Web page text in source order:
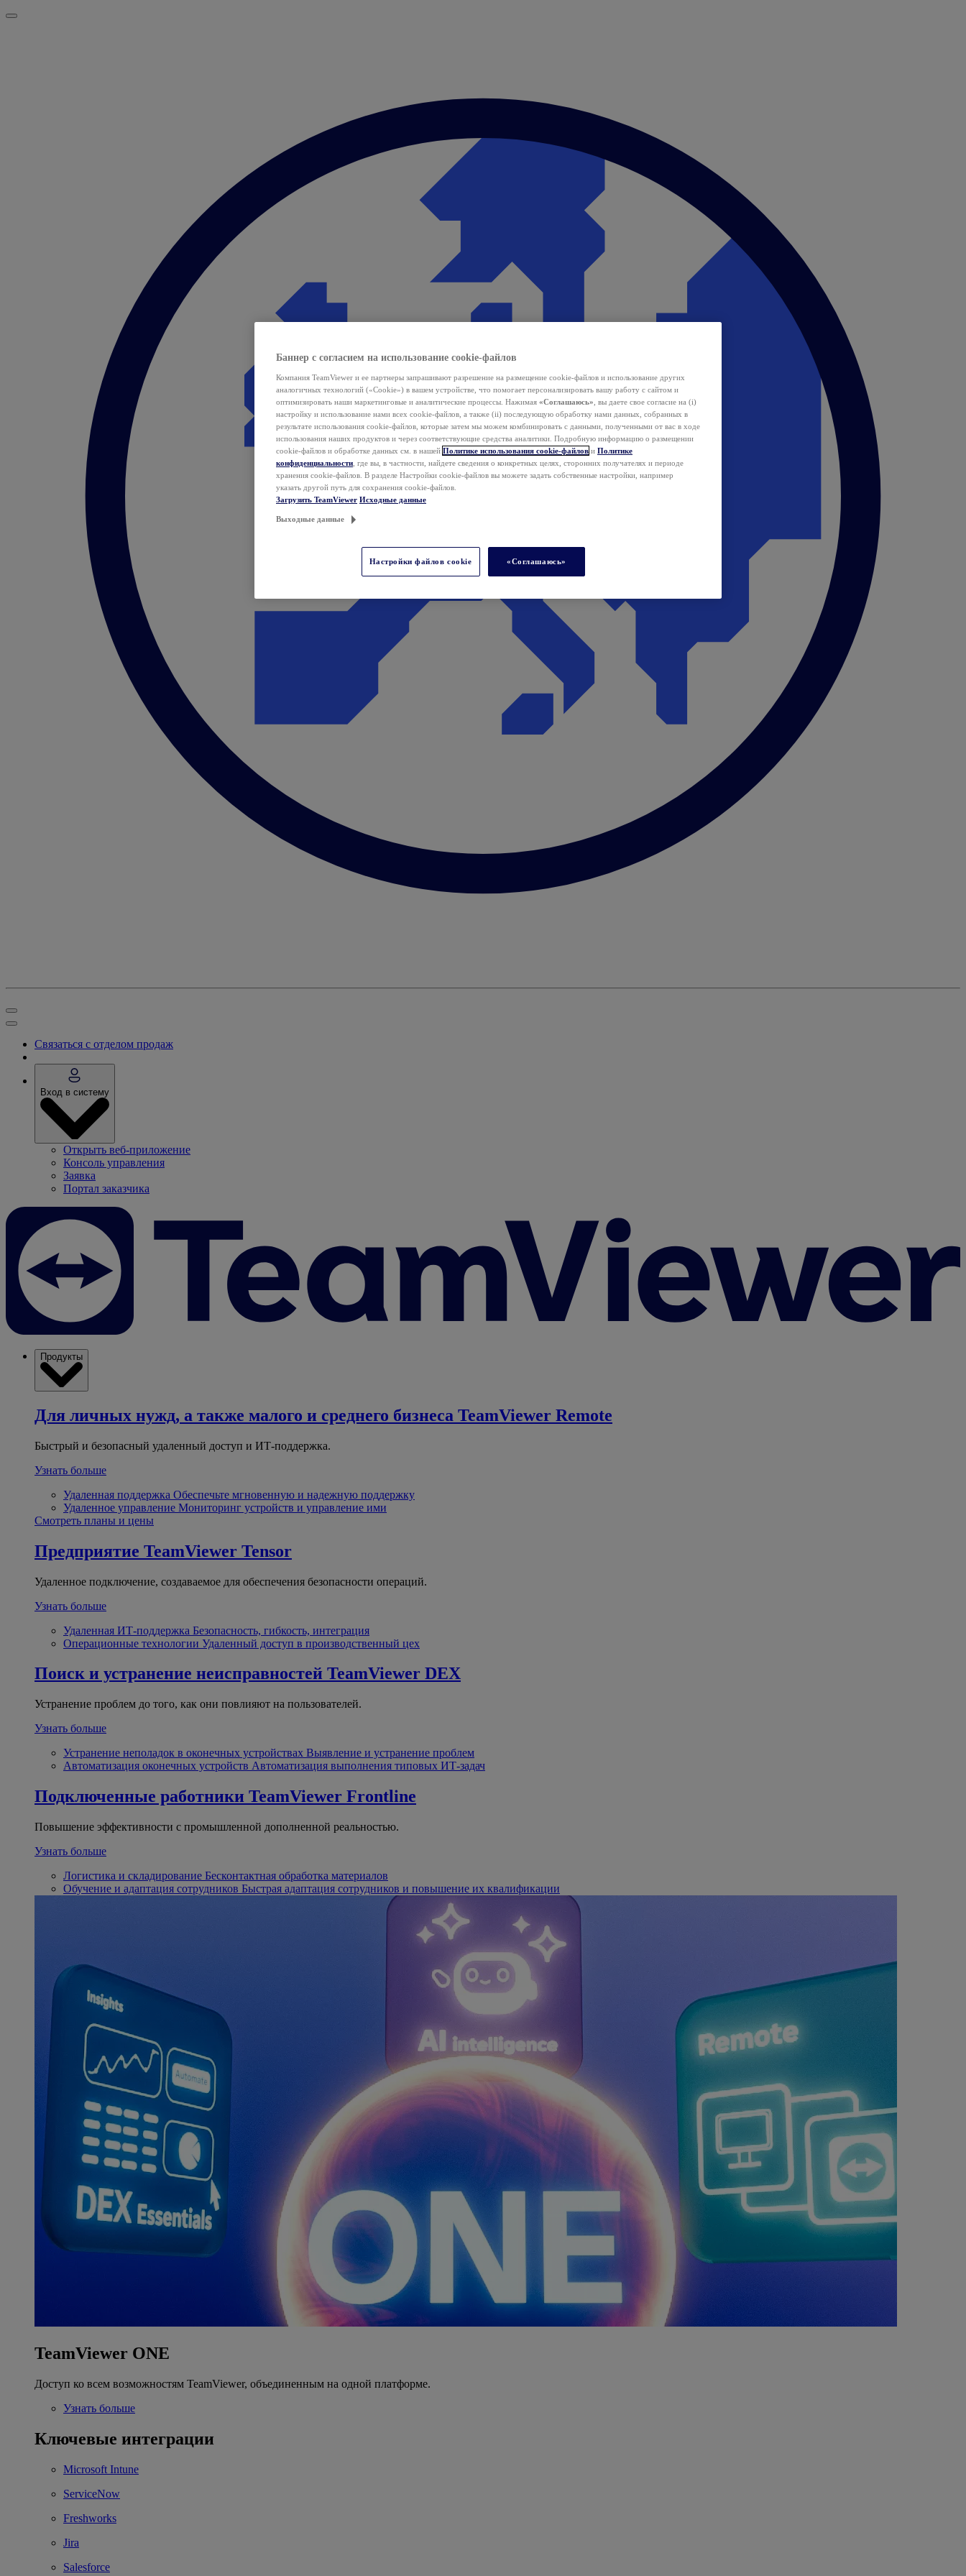
Связаться с отделом продаж
Вход в систему
Открыть веб-приложение
Консоль управления
Заявка
Портал заказчика
Продукты
Для личных нужд, а также малого и среднего бизнеса TeamViewer Remote
Быстрый и безопасный удаленный доступ и ИТ-поддержка.
Узнать больше
Удаленная поддержка Обеспечьте мгновенную и надежную поддержку
Удаленное управление Мониторинг устройств и управление ими
Смотреть планы и цены
Предприятие TeamViewer Tensor
Удаленное подключение, создаваемое для обеспечения безопасности операций.
Узнать больше
Удаленная ИТ-поддержка Безопасность, гибкость, интеграция
Операционные технологии Удаленный доступ в производственный цех
Поиск и устранение неисправностей TeamViewer DEX
Устранение проблем до того, как они повлияют на пользователей.
Узнать больше
Устранение неполадок в оконечных устройствах Выявление и устранение проблем
Автоматизация оконечных устройств Автоматизация выполнения типовых ИТ-задач
Подключенные работники TeamViewer Frontline
Повышение эффективности с промышленной дополненной реальностью.
Узнать больше
Логистика и складирование Бесконтактная обработка материалов
Обучение и адаптация сотрудников Быстрая адаптация сотрудников и повышение их квалификации
TeamViewer ONE
Доступ ко всем возможностям TeamViewer, объединенным на одной платформе.
Узнать больше
Ключевые интеграции
Microsoft Intune
ServiceNow
Freshworks
Jira
Salesforce
Баннер с согласием на использование cookie-файлов
Компания TeamViewer и ее партнеры запрашивают разрешение на размещение cookie-файлов и использование других
аналогичных технологий («Cookie») в вашем устройстве, что помогает персонализировать вашу работу с сайтом и
оптимизировать наши маркетинговые и аналитические процессы. Нажимая «Соглашаюсь» , вы даете свое согласие на (i)
настройку и использование нами всех cookie-файлов, а также (ii) последующую обработку нами данных, собранных в
результате использования cookie-файлов, которые затем мы можем комбинировать с данными, полученными от вас в ходе
использования наших продуктов и через соответствующие средства аналитики. Подробную информацию о размещении
cookie-файлов и обработке данных см. в нашей Политике использования cookie-файлов и Политике
конфиденциальности , где вы, в частности, найдете сведения о конкретных целях, сторонних получателях и периоде
хранения cookie-файлов. В разделе Настройки cookie-файлов вы можете задать собственные настройки, например
указать другой путь для сохранения cookie-файлов.
Загрузить TeamViewer Исходные данные
Выходные данные
Настройки файлов cookie «Соглашаюсь»